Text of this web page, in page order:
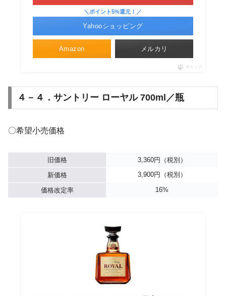
Amazon
＼ポイント5%還元！／
Yahooショッピング
メルカリ
ポチップ
４－４．サントリー ローヤル 700ml／瓶
〇希望小売価格
旧価格
3,360円（税別）
新価格
3,900円（税別）
価格改定率 16%